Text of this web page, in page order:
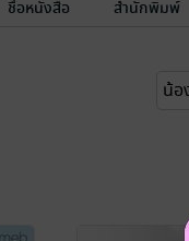
ชื่อหนังสือ สำนักพิมพ์